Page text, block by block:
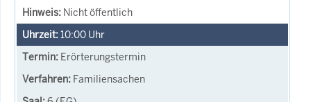
Nicht öffentlich
10:00 Uhr
Erörterungstermin
Familiensachen